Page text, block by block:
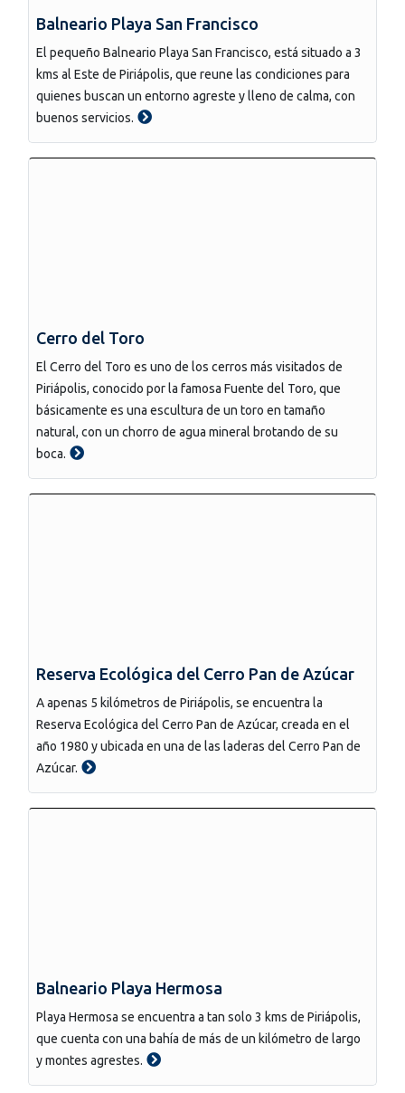
Balneario Playa San Francisco
El pequeño Balneario Playa San Francisco, está situado a 3
kms al Este de Piriápolis, que reune las condiciones para
quienes buscan un entorno agreste y lleno de calma, con
buenos servicios.
Cerro del Toro
El Cerro del Toro es uno de los cerros más visitados de
Piriápolis, conocido por la famosa Fuente del Toro, que
básicamente es una escultura de un toro en tamaño
natural, con un chorro de agua mineral brotando de su
boca.
Reserva Ecológica del Cerro Pan de Azúcar
A apenas 5 kilómetros de Piriápolis, se encuentra la
Reserva Ecológica del Cerro Pan de Azúcar, creada en el
año 1980 y ubicada en una de las laderas del Cerro Pan de
Azúcar.
Balneario Playa Hermosa
Playa Hermosa se encuentra a tan solo 3 kms de Piriápolis,
que cuenta con una bahía de más de un kilómetro de largo
y montes agrestes.